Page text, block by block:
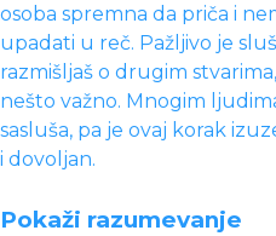
osoba spremna da priča i
upadati u reč. Pažljivo je
razmišljaš o drugim
nešto važno. Mnogim
sasluša, pa je ovaj korak
i dovoljan.
Pokaži razumevanje